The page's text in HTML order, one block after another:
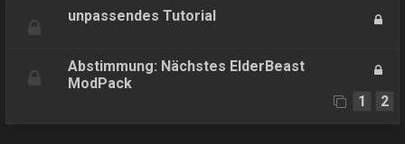
unpassendes Tutorial
Abstimmung: Nächstes ElderBeast
ModPack
1
2